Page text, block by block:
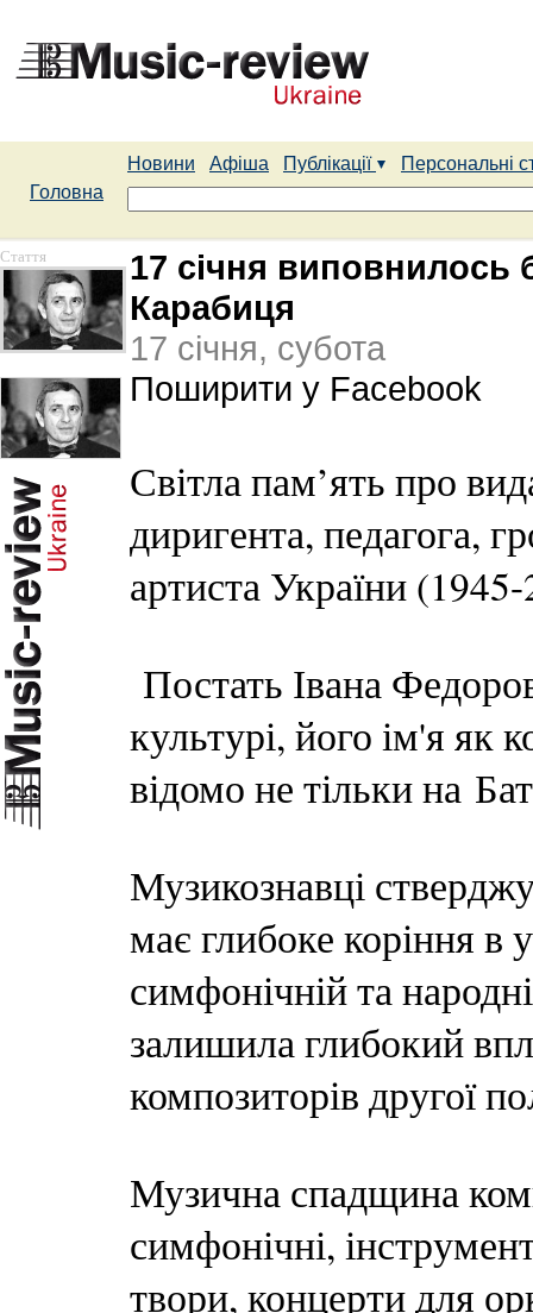
Новини Афіша Публікації
Персональні
Головна
Стаття
17 січня виповнилось
Карабиця
17 січня, субота
Поширити у Facebook
Світла пам’ять про
диригента, педагога,
артиста України
Постать Івана
культурі, його ім'я як
відомо не тільки на
Музикознавці
має глибоке коріння в
симфонічній та
залишила глибокий
композиторів другої
Музична спадщина
симфонічні,
твори, концерти для